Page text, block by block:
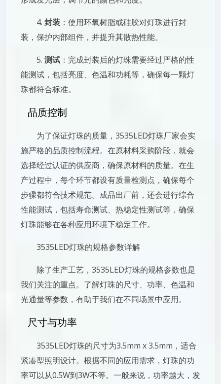
4. 封装 ：使用环氧树脂或硅胶对灯珠进行封
装，保护内部组件，并提升其散热性能。
5. 测试 ：完成封装后的灯珠需要经过严格的性
能测试，包括亮度、色温和功耗等，确保每一颗灯
珠都符合标准。
品质控制
为了保证灯珠的质量，3535LED灯珠厂家会实
施严格的品质控制流程。在原材料采购阶段，就会
选择经过认证的供应商，确保原材料的质量。在生
产过程中，每个环节都设有质量检测点，确保每个
步骤都符合技术规范。成品出厂前，还会进行综合
性能测试，包括寿命测试、热稳定性测试等，确保
灯珠能够在各种应用环境下稳定工作。
3535LED灯珠的规格参数详解
除了生产工艺，3535LED灯珠的规格参数也是
我们关注的重点。了解灯珠的尺寸、功率、色温和
光通量等参数，有助于我们在不同场景中应用。
尺寸与功率
3535LED灯珠的尺寸为3.5mm x 3.5mm，适合
紧凑型照明设计。根据不同的应用需求，灯珠的功
率可以从0.5W到3W不等。一般来说，功率越大，发